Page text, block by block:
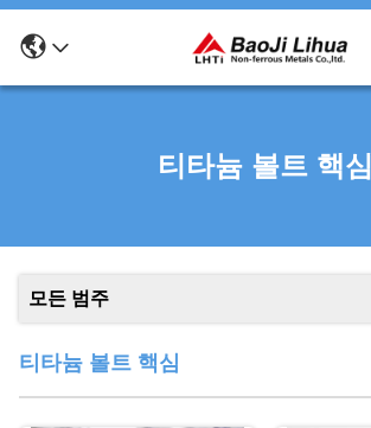
티타늄 볼트 핵심
모든 범주
티타늄 볼트 핵심